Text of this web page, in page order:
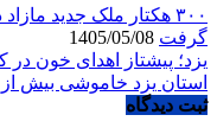
۳۰۰ هکتار ملک جدید
گرفت
یزد؛ پیشتاز اهدای خون در
استان یزد خاموشی بیش
ثبت دیدگاه